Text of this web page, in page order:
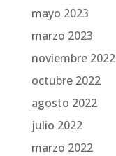
mayo 2023
marzo 2023
noviembre 2022
octubre 2022
agosto 2022
julio 2022
marzo 2022